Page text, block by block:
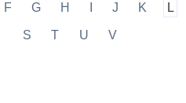
F G H J K L
S T U V